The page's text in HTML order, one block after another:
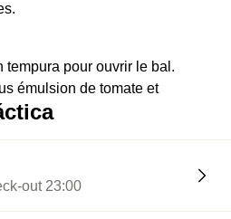
tempura pour ouvrir le bal.
émulsion de tomate et
Primo : risotto
au dessert.
out 23:00